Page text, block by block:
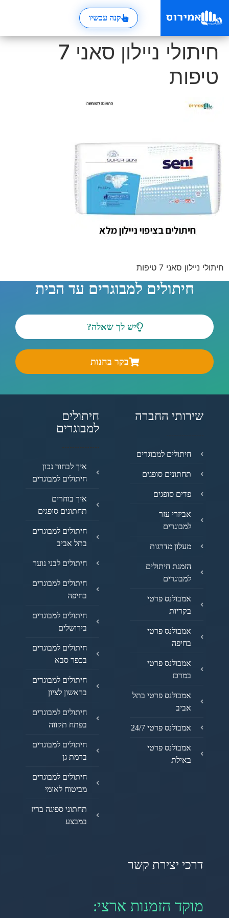
קנה עכשיו
חיתולי ניילון סאני 7
טיפות
חיתולי ניילון סאני 7 טיפות
חיתולים למבוגרים עד הבית
יש לך שאלה?
בקר בחנות
שירותי החברה
חיתולים למבוגרים
תחתונים סופגים
פדים סופגים
אביזרי עזר
למבוגרים
מעלון מדרגות
הזמנת חיתולים
למבוגרים
אמבולנס פרטי
בקריות
אמבולנס פרטי
בחיפה
אמבולנס פרטי
במרכז
אמבולנס פרטי בתל
אביב
אמבולנס פרטי 24/7
אמבולנס פרטי
באילת
חיתולים
למבוגרים
איך לבחור נכון
חיתולים למבוגרים
איך בוחרים
תחתונים סופגים
חיתולים למבוגרים
בתל אביב
חיתולים לבני נוער
חיתולים למבוגרים
בחיפה
חיתולים למבוגרים
בירושלים
חיתולים למבוגרים
בכפר סבא
חיתולים למבוגרים
בראשון לציון
חיתולים למבוגרים
בפתח תקווה
חיתולים למבוגרים
ברמת גן
חיתולים למבוגרים
מביטוח לאומי
תחתוני ספיגה בריז
במבצע
דרכי יצירת קשר
מוקד הזמנות ארצי: